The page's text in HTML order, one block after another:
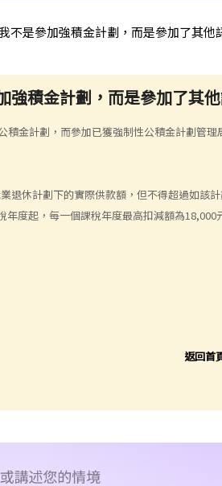
不是參加強積金計劃，而是參加了其
強積金計劃，而是參加了其
積金計劃，而參加已獲強制性公積金計劃管
退休計劃下的實際供款額，但不得超過如該
年度起，每一個課稅年度最高扣減額為18,000
返回首